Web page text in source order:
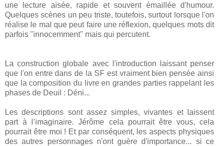
une lecture aisée, rapide et souvent émaillée d'humour.
Quelques scènes un peu triste, toutefois, surtout lorsque l'on
réalise le mal que peut faire une réflexion, quelques mots dit
parfois "innocemment" mais qui percutent.
La construction globale avec l'introduction laissant penser
que l'on entre dans de la SF est vraiment bien pensée ainsi
que la composition du livre en grandes parties rappelant les
phases de Deuil : Déni...
Les descriptions sont assez simples, vivantes et laissent
part à l’imaginaire. Jérôme cela pourrait être vous, cela
pourrait être moi ! Et par conséquent, les aspects physiques
des autres personnages n'ont guère d'importance... si ce